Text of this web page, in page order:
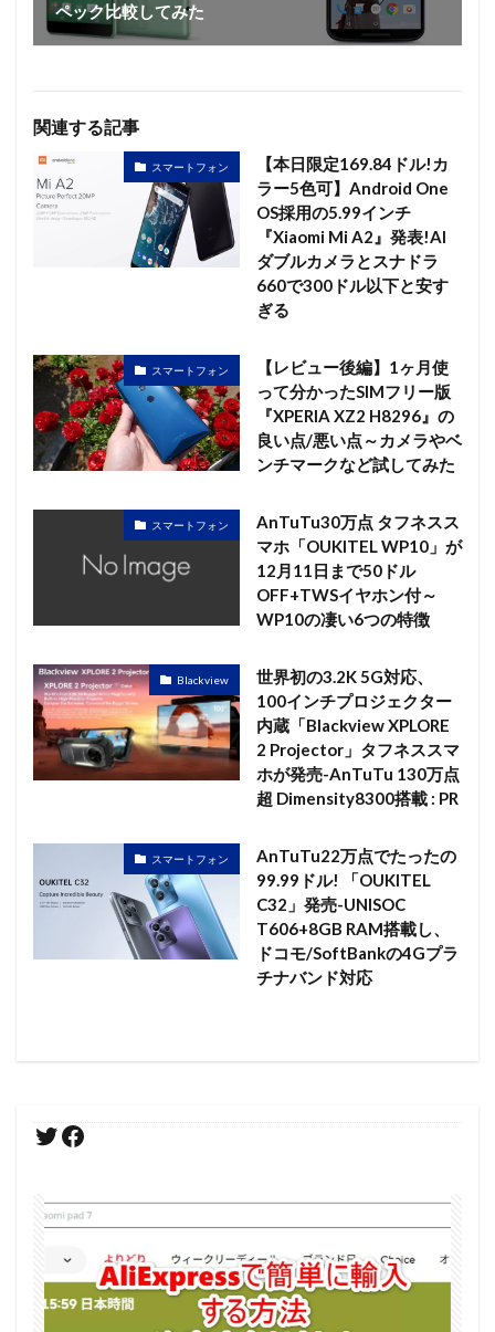
ペック比較してみた
関連する記事
スマートフォン
【本日限定169.84ドル!カ
ラー5色可】Android One
OS採用の5.99インチ
『Xiaomi Mi A2』発表!AI
ダブルカメラとスナドラ
660で300ドル以下と安す
ぎる
スマートフォン
【レビュー後編】1ヶ月使
って分かったSIMフリー版
『XPERIA XZ2 H8296』の
良い点/悪い点～カメラやベ
ンチマークなど試してみた
スマートフォン
AnTuTu30万点 タフネスス
マホ「OUKITEL WP10」が
12月11日まで50ドル
OFF+TWSイヤホン付～
WP10の凄い6つの特徴
Blackview
世界初の3.2K 5G対応、
100インチプロジェクター
内蔵「Blackview XPLORE
2 Projector」タフネススマ
ホが発売-AnTuTu 130万点
超 Dimensity8300搭載 : PR
スマートフォン
AnTuTu22万点でたったの
99.99ドル! 「OUKITEL
C32」発売-UNISOC
T606+8GB RAM搭載し、
ドコモ/SoftBankの4Gプラ
チナバンド対応